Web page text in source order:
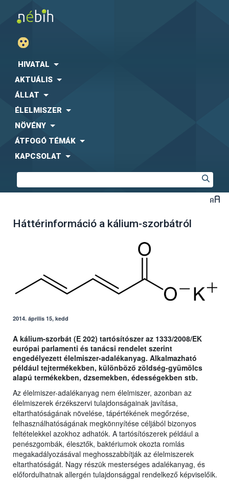
HIVATAL
AKTUÁLIS
ÁLLAT
ÉLELMISZER
NÖVÉNY
ÁTFOGÓ TÉMÁK
KAPCSOLAT
Háttérinformáció a kálium-szorbátról
2014. április 15, kedd
A kálium-szorbát (E 202) tartósítószer az 1333/2008/EK
európai parlamenti és tanácsi rendelet szerint
engedélyezett élelmiszer-adalékanyag. Alkalmazható
például tejtermékekben, különböző zöldség-gyümölcs
alapú termékekben, dzsemekben, édességekben stb.
Az élelmiszer-adalékanyag nem élelmiszer, azonban az
élelmiszerek érzékszervi tulajdonságainak javítása,
eltarthatóságának növelése, tápértékének megőrzése,
felhasználhatóságának megkönnyítése céljából bizonyos
feltételekkel azokhoz adhatók. A tartósítószerek például a
penészgombák, élesztők, baktériumok okozta romlás
megakadályozásával meghosszabbítják az élelmiszerek
eltarthatóságát. Nagy részük mesterséges adalékanyag, és
előfordulhatnak allergén tulajdonsággal rendelkező képviselőik.